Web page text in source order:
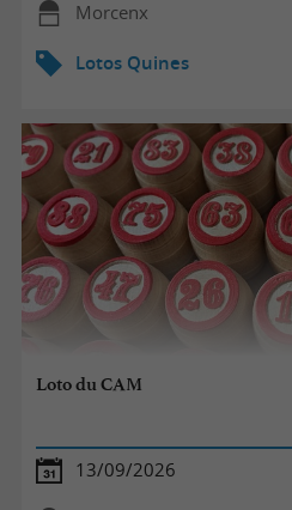
Morcenx
Lotos Quines
Loto du CAM
13/09/2026